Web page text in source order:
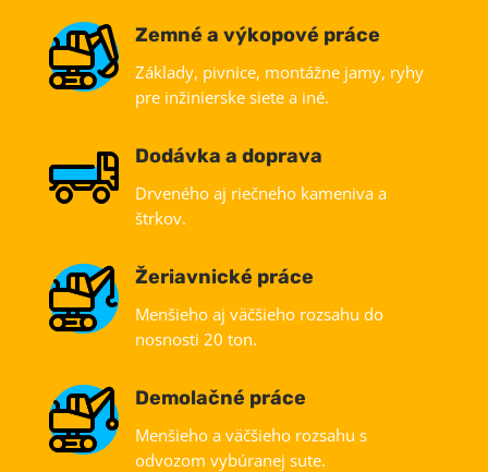
Zemné a výkopové práce
Základy, pivnice, montážne jamy, ryhy
pre inžinierske siete a iné.
Dodávka a doprava
Drveného aj riečneho kameniva a
štrkov.
Žeriavnické práce
Menšieho aj väčšieho rozsahu do
nosnosti 20 ton.
Demolačné práce
Menšieho a väčšieho rozsahu s
odvozom vybúranej sute.